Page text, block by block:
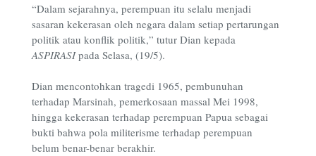
“Dalam sejarahnya, perempuan itu selalu menjadi
sasaran kekerasan oleh negara dalam setiap pertarungan
politik atau konflik politik,” tutur Dian kepada
ASPIRASIpada Selasa, (19/5).
Dian mencontohkan tragedi 1965, pembunuhan
terhadap Marsinah, pemerkosaan massal Mei 1998,
hingga kekerasan terhadap perempuan Papua sebagai
bukti bahwa pola militerisme terhadap perempuan
belum benar-benar berakhir.